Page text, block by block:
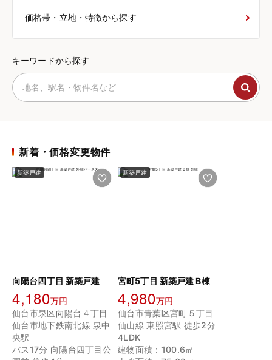
価格帯・立地・特徴から探す
キーワードから探す
新着・価格変更物件
新築戸建
向陽台四丁目 新築戸建
4,180万円
仙台市泉区向陽台４丁目
仙台市地下鉄南北線 泉中
央駅
バス17分 向陽台四丁目公
新築戸建
宮町5丁目 新築戸建 B棟
4,980万円
仙台市青葉区宮町５丁目
仙山線 東照宮駅 徒歩2分
4LDK
建物面積：100.6㎡